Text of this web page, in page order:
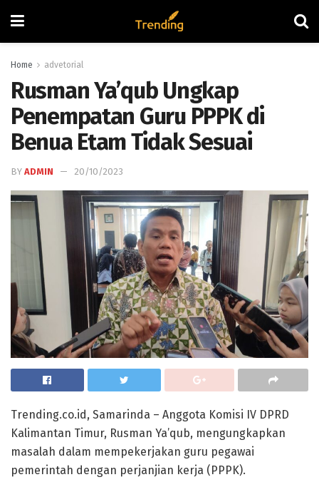
Home advetorial
Rusman Ya’qub Ungkap
Penempatan Guru PPPK di
Benua Etam Tidak Sesuai
BY ADMIN 20/10/2023
Trending.co.id, Samarinda – Anggota Komisi IV DPRD
Kalimantan Timur, Rusman Ya’qub, mengungkapkan
masalah dalam mempekerjakan guru pegawai
pemerintah dengan perjanjian kerja (PPPK).